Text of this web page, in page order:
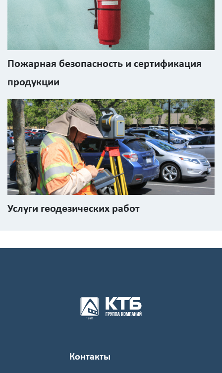
Пожарная безопасность и сертификация
продукции
Услуги геодезических работ
Контакты